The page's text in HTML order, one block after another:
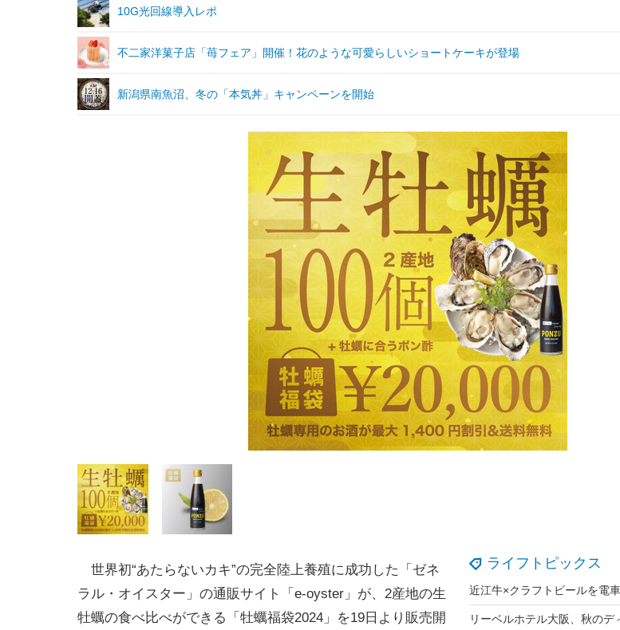
10G光回線導入レポ
不二家洋菓子店「苺フェア」開催！花のような可愛らしいショートケーキが登場
新潟県南魚沼、冬の「本気丼」キャンペーンを開始
ライフトピックス
世界初“あたらないカキ”の完全陸上養殖に成功した「ゼネ
ラル・オイスター」の通販サイト「e-oyster」が、2産地の生
牡蠣の食べ比べができる「牡蠣福袋2024」を19日より販売開